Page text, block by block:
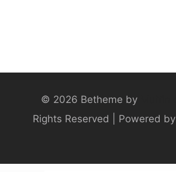
© 2026 Betheme by
Rights Reserved | Powered by